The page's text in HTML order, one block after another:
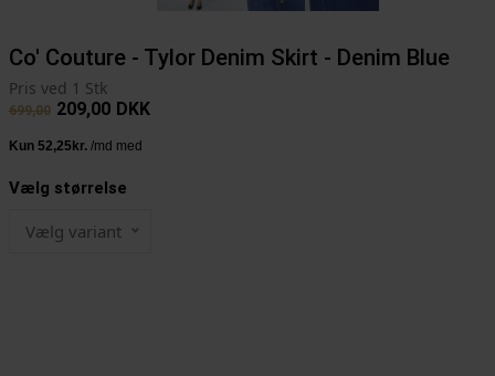
Co' Couture - Tylor Denim Skirt - Denim Blue
Pris ved 1 Stk
699,00 209,00 DKK
Vælg størrelse
Vælg variant